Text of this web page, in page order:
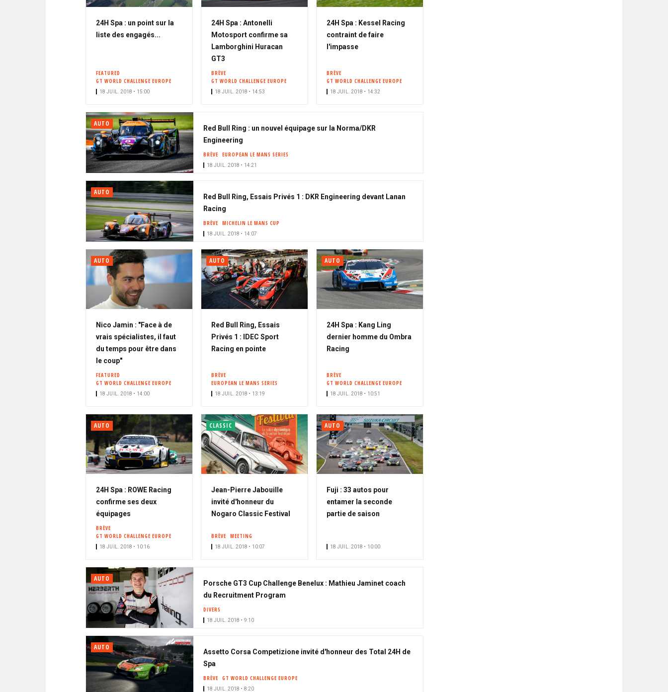
24H Spa : un point sur la
liste des engagés...
FEATURED
GT WORLD CHALLENGE EUROPE
18 JUIL. 2018 • 15:00
24H Spa : Antonelli
Motosport confirme sa
Lamborghini Huracan
GT3
BRÈVE
GT WORLD CHALLENGE EUROPE
18 JUIL. 2018 • 14:53
24H Spa : Kessel Racing
contraint de faire
l'impasse
BRÈVE
GT WORLD CHALLENGE EUROPE
18 JUIL. 2018 • 14:32
AUTO
Red Bull Ring : un nouvel équipage sur la Norma/DKR
Engineering
BRÈVE EUROPEAN LE MANS SERIES
18 JUIL. 2018 • 14:21
AUTO
Red Bull Ring, Essais Privés 1 : DKR Engineering devant Lanan
Racing
BRÈVE MICHELIN LE MANS CUP
18 JUIL. 2018 • 14:07
AUTO
Nico Jamin : "Face à de
vrais spécialistes, il faut
du temps pour être dans
le coup"
FEATURED
GT WORLD CHALLENGE EUROPE
18 JUIL. 2018 • 14:00
AUTO
Red Bull Ring, Essais
Privés 1 : IDEC Sport
Racing en pointe
BRÈVE
EUROPEAN LE MANS SERIES
18 JUIL. 2018 • 13:19
AUTO
24H Spa : Kang Ling
dernier homme du Ombra
Racing
BRÈVE
GT WORLD CHALLENGE EUROPE
18 JUIL. 2018 • 10:51
AUTO
24H Spa : ROWE Racing
confirme ses deux
équipages
BRÈVE
GT WORLD CHALLENGE EUROPE
18 JUIL. 2018 • 10:16
CLASSIC
Jean-Pierre Jabouille
invité d'honneur du
Nogaro Classic Festival
BRÈVE MEETING
18 JUIL. 2018 • 10:07
AUTO
Fuji : 33 autos pour
entamer la seconde
partie de saison
18 JUIL. 2018 • 10:00
AUTO
Porsche GT3 Cup Challenge Benelux : Mathieu Jaminet coach
du Recruitment Program
DIVERS
18 JUIL. 2018 • 9:10
AUTO
Assetto Corsa Competizione invité d'honneur des Total 24H de
Spa
BRÈVE GT WORLD CHALLENGE EUROPE
18 JUIL. 2018 • 8:20